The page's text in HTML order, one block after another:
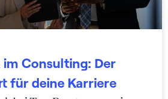
im Consulting: Der
für deine Karriere